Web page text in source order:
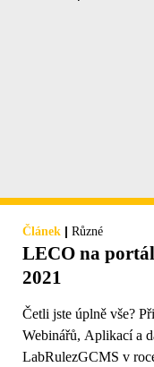
Článek | Různé
LECO na
2021
Četli jste úplně vše?
Webinářů, Aplikací a
LabRulezGCMS v